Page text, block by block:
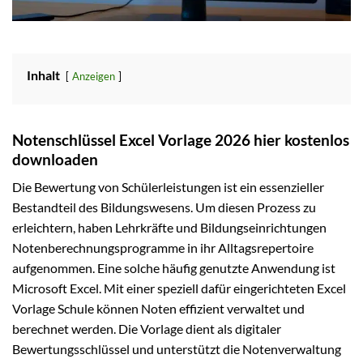
Inhalt Anzeigen
Notenschlüssel Excel Vorlage 2026 hier kostenlos
downloaden
Die Bewertung von Schülerleistungen ist ein essenzieller
Bestandteil des Bildungswesens. Um diesen Prozess zu
erleichtern, haben Lehrkräfte und Bildungseinrichtungen
Notenberechnungsprogramme in ihr Alltagsrepertoire
aufgenommen. Eine solche häufig genutzte Anwendung ist
Microsoft Excel. Mit einer speziell dafür eingerichteten Excel
Vorlage Schule können Noten effizient verwaltet und
berechnet werden. Die Vorlage dient als digitaler
Bewertungsschlüssel und unterstützt die Notenverwaltung